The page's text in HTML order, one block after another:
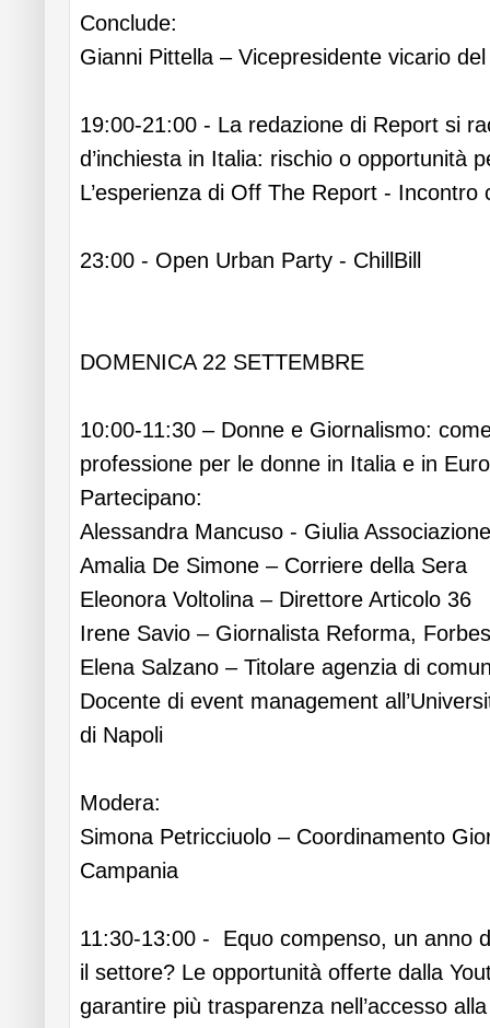
Conclude:
Gianni Pittella – Vicepresidente vicario
19:00-21:00 - La redazione di Report si
d’inchiesta in Italia: rischio o opportunità
L’esperienza di Off The Report -
23:00 - Open Urban Party - ChillBill
DOMENICA 22 SETTEMBRE
10:00-11:30 – Donne e Giornalismo:
professione per le donne in Italia e in
Partecipano:
Alessandra Mancuso - Giulia
Amalia De Simone – Corriere della Sera
Eleonora Voltolina – Direttore Articolo 36
Irene Savio – Giornalista Reforma,
Elena Salzano – Titolare agenzia di
Docente di event management
di Napoli
Modera:
Simona Petricciuolo – Coordinamento
Campania
11:30-13:00 - Equo compenso, un anno
il settore? Le opportunità offerte dalla
garantire più trasparenza nell’accesso